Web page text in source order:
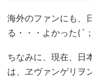
海外のファンにも、
る・・・よかった(´
ちなみに、現在、日
は、ヱヴァンゲリヲ